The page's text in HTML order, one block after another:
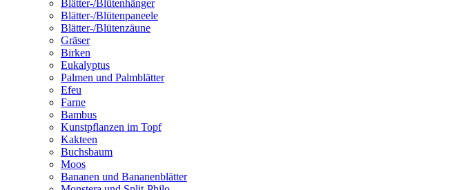
Blätter-/Blütenhänger
Blätter-/Blütenpaneele
Blätter-/Blütenzäune
Gräser
Birken
Eukalyptus
Palmen und Palmblätter
Efeu
Farne
Bambus
Kunstpflanzen im Topf
Kakteen
Buchsbaum
Moos
Bananen und Bananenblätter